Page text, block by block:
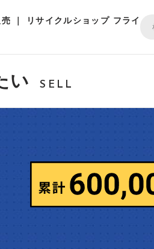
｜ リサイクルショップ フライ
い SELL